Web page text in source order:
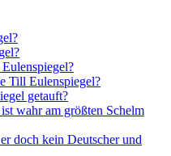
Till Eulenspiegel?
getauft?
wahr am größten Schelm
doch kein Deutscher und